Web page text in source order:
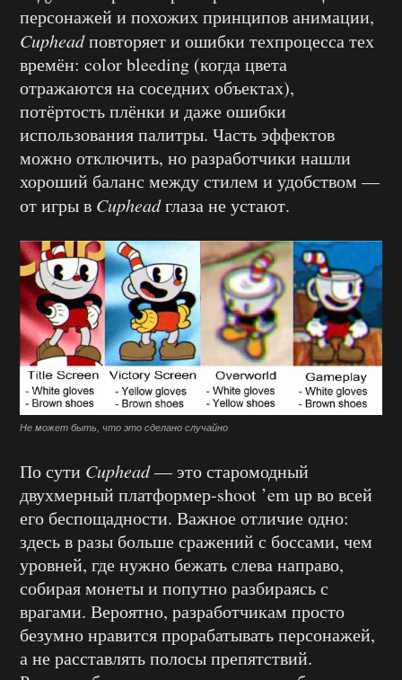
персонажей и похожих принципов анимации,
Cupheadповторяет и ошибки техпроцесса тех
времён: color bleeding (когда цвета
отражаются на соседних объектах),
потёртость плёнки и даже ошибки
использования палитры. Часть эффектов
можно отключить, но разработчики нашли
хороший баланс между стилем и удобством —
от игры в Cupheadглаза не устают.
Не может быть, что это сделано случайно
По сути Cuphead— это старомодный
двухмерный платформер-shoot ’em up во всей
его беспощадности. Важное отличие одно:
здесь в разы больше сражений с боссами, чем
уровней, где нужно бежать слева направо,
собирая монеты и попутно разбираясь с
врагами. Вероятно, разработчикам просто
безумно нравится прорабатывать персонажей,
а не расставлять полосы препятствий.